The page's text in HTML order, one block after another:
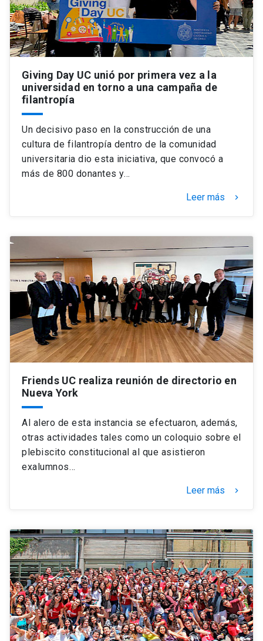
Giving Day UC unió por primera vez a la
universidad en torno a una campaña de
filantropía
Un decisivo paso en la construcción de una
cultura de filantropía dentro de la comunidad
universitaria dio esta iniciativa, que convocó a
más de 800 donantes y…
Leer más keyboard_arrow_right
Friends UC realiza reunión de directorio en
Nueva York
Al alero de esta instancia se efectuaron, además,
otras actividades tales como un coloquio sobre el
plebiscito constitucional al que asistieron
exalumnos…
Leer más keyboard_arrow_right